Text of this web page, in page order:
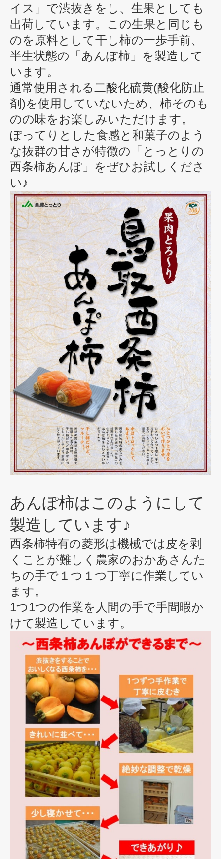
イス」で渋抜きをし、生果としても
出荷しています。この生果と同じも
のを原料として干し柿の一歩手前、
半生状態の「あんぽ柿」を製造して
います。
通常使用される二酸化硫黄(酸化防止
剤)を使用していないため、柿そのも
のの味をお楽しみいただけます。
ぽってりとした食感と和菓子のよう
な抜群の甘さが特徴の「とっとりの
西条柿あんぽ」をぜひお試しくださ
い♪
あんぽ柿はこのようにして
製造しています♪
西条柿特有の菱形は機械では皮を剥
くことが難しく農家のおかあさんた
ちの手で１つ１つ丁寧に作業してい
ます。
1つ1つの作業を人間の手で手間暇か
けて製造しています。